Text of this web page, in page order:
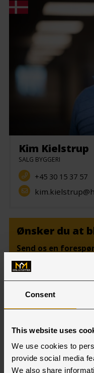
Consent
This website uses
We use cookies to
provide social media
We also share
Kim Kielstrup
SALG BYGGERI
+45 30 15 37 57
Ønsker du at
Send os en
Brancher